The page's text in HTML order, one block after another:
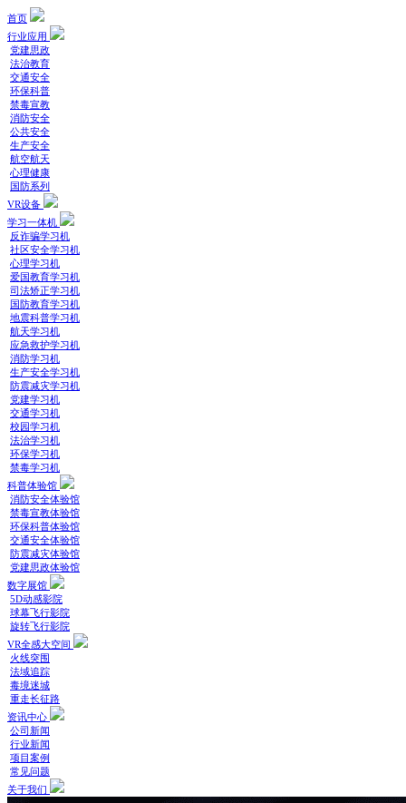
首页
行业应用
党建思政
法治教育
交通安全
环保科普
禁毒宣教
消防安全
公共安全
生产安全
航空航天
心理健康
国防系列
VR设备
学习一体机
反诈骗学习机
社区安全学习机
心理学习机
爱国教育学习机
司法矫正学习机
国防教育学习机
地震科普学习机
航天学习机
应急救护学习机
消防学习机
生产安全学习机
防震减灾学习机
党建学习机
交通学习机
校园学习机
法治学习机
环保学习机
禁毒学习机
科普体验馆
消防安全体验馆
禁毒宣教体验馆
环保科普体验馆
交通安全体验馆
防震减灾体验馆
党建思政体验馆
数字展馆
5D动感影院
球幕飞行影院
旋转飞行影院
VR全感大空间
火线突围
法域追踪
毒境迷城
重走长征路
资讯中心
公司新闻
行业新闻
项目案例
常见问题
关于我们